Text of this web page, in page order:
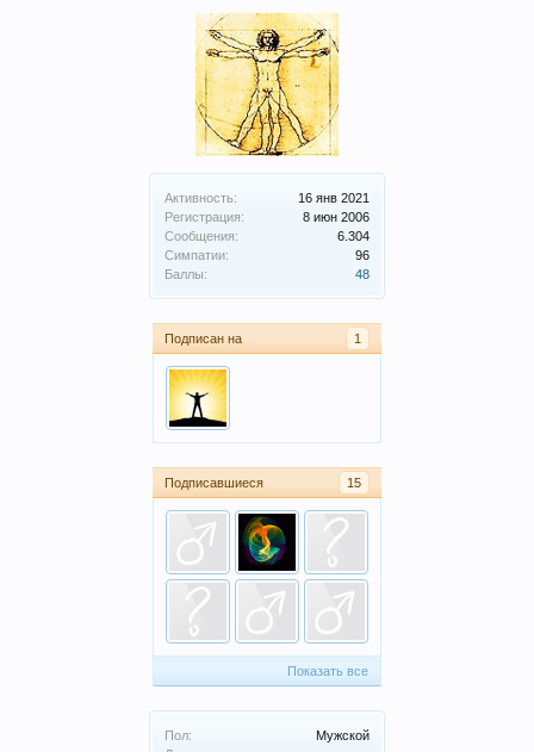
Активность:
16 янв 2021
Регистрация:
8 июн 2006
Сообщения:
6.304
Симпатии:
96
Баллы:
48
Подписан на 1
Подписавшиеся 15
Показать все
Пол:
Мужской